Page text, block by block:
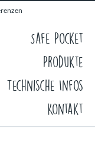
Safe Pocket
Produkte
Technische Infos
Kontakt